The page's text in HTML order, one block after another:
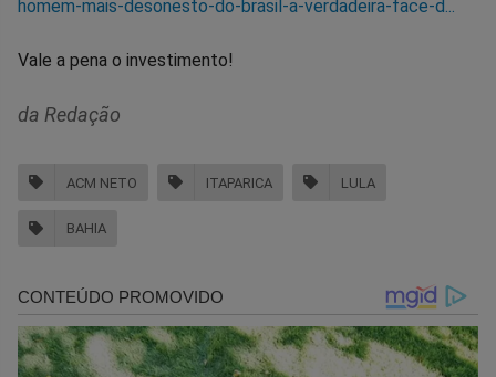
homem-mais-desonesto-do-brasil-a-verdadeira-face-d...
Vale a pena o investimento!
da Redação
ACM NETO ITAPARICA LULA
BAHIA